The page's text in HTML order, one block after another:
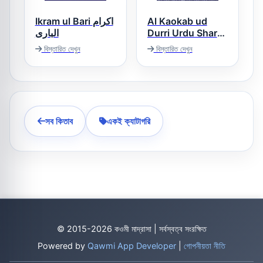
Ikram ul Bari اکرام
الباری
বিস্তারিত দেখুন
Al Kaokab ud
Durri Urdu Sharh
Al Tirmizi الکوکب
الدری اردو شرح
جامع الترمذی
বিস্তারিত দেখুন
সব কিতাব একই ক্যাটাগরি
© 2015-2026 কওমী মাদ্রাসা | সর্বস্বত্ব সংরক্ষিত
Powered by Qawmi App Developer গোপনীয়তা নীতি